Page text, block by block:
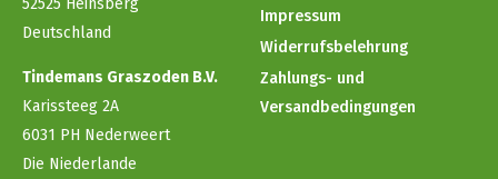
52525 Heinsberg
Deutschland
Tindemans Graszoden B.V.
Karissteeg 2A
6031 PH Nederweert
Die Niederlande
Impressum
Widerrufsbelehrung
Zahlungs- und
Versandbedingungen